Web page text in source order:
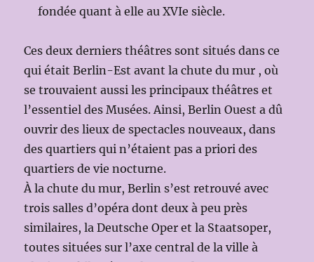
fondée quant à elle au XVIe siècle.
Ces deux derniers théâtres sont situés dans ce
qui était Berlin-Est avant la chute du mur , où
se trouvaient aussi les principaux théâtres et
l’essentiel des Musées. Ainsi, Berlin Ouest a dû
ouvrir des lieux de spectacles nouveaux, dans
des quartiers qui n’étaient pas a priori des
quartiers de vie nocturne.
À la chute du mur, Berlin s’est retrouvé avec
trois salles d’opéra dont deux à peu près
similaires, la Deutsche Oper et la Staatsoper,
toutes situées sur l’axe central de la ville à